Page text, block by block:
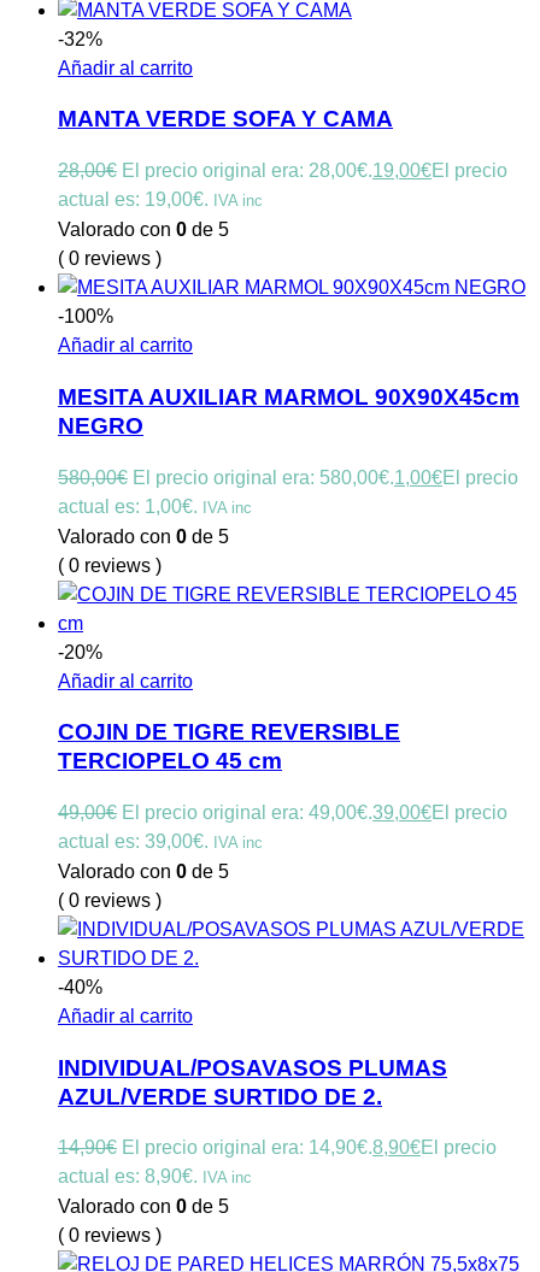
-32%
Añadir al carrito
MANTA VERDE SOFA Y CAMA
28,00€ El precio original era: 28,00€.19,00€El precio
actual es: 19,00€. IVA inc
Valorado con 0 de 5
( 0 reviews )
-100%
Añadir al carrito
MESITA AUXILIAR MARMOL 90X90X45cm
NEGRO
580,00€ El precio original era: 580,00€.1,00€El precio
actual es: 1,00€. IVA inc
Valorado con 0 de 5
( 0 reviews )
-20%
Añadir al carrito
COJIN DE TIGRE REVERSIBLE
TERCIOPELO 45 cm
49,00€ El precio original era: 49,00€.39,00€El precio
actual es: 39,00€. IVA inc
Valorado con 0 de 5
( 0 reviews )
-40%
Añadir al carrito
INDIVIDUAL/POSAVASOS PLUMAS
AZUL/VERDE SURTIDO DE 2.
14,90€ El precio original era: 14,90€.8,90€El precio
actual es: 8,90€. IVA inc
Valorado con 0 de 5
( 0 reviews )